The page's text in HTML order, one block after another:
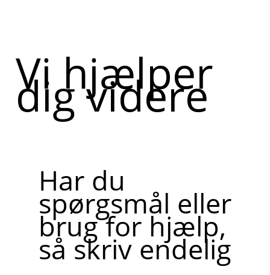
Vi hjælper
dig videre
Har du
spørgsmål eller
brug for hjælp,
så skriv endelig